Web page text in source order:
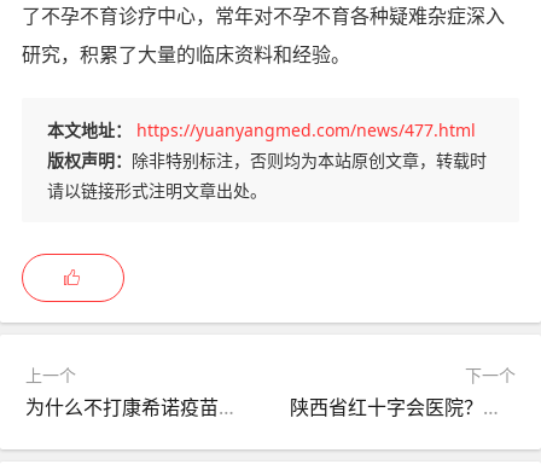
了不孕不育诊疗中心，常年对不孕不育各种疑难杂症深入
研究，积累了大量的临床资料和经验。
本文地址：
https://yuanyangmed.com/news/477.html
版权声明： 除非特别标注，否则均为本站原创文章，转载时
请以链接形式注明文章出处。
上一个
为什么不打康希诺疫苗，为什么打不到康希诺疫苗了
下一个
陕西省红十字会医院？陕西省红十字会医院简介？